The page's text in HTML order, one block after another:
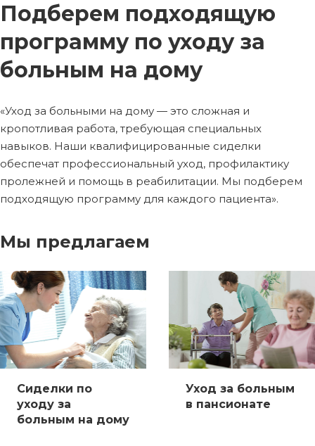
Подберем подходящую
программу по уходу за
больным на дому
«Уход за больными на дому — это сложная и
кропотливая работа, требующая специальных
навыков. Наши квалифицированные сиделки
обеспечат профессиональный уход, профилактику
пролежней и помощь в реабилитации. Мы подберем
подходящую программу для каждого пациента».
Мы предлагаем
Сиделки по
уходу за
больным на дому
Уход за больным
в пансионате